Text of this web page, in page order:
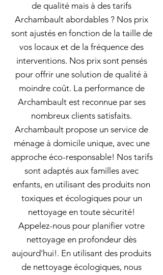
de qualité mais à des tarifs
Archambault abordables ? Nos prix
sont ajustés en fonction de la taille de
vos locaux et de la fréquence des
interventions. Nos prix sont pensés
pour offrir une solution de qualité à
moindre coût. La performance de
Archambault est reconnue par ses
nombreux clients satisfaits.
Archambault propose un service de
ménage à domicile unique, avec une
approche éco-responsable! Nos tarifs
sont adaptés aux familles avec
enfants, en utilisant des produits non
toxiques et écologiques pour un
nettoyage en toute sécurité!
Appelez-nous pour planifier votre
nettoyage en profondeur dès
aujourd'hui!. En utilisant des produits
de nettoyage écologiques, nous